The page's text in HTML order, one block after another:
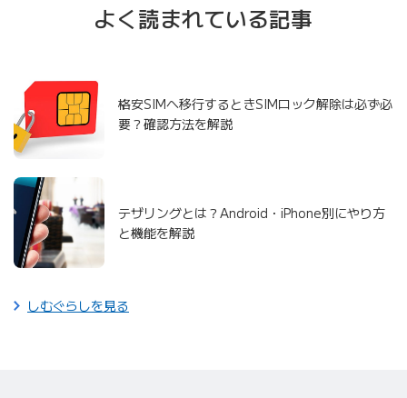
よく読まれている記事
格安SIMへ移行するときSIMロック解除は必ず必
要？確認方法を解説
テザリングとは？Android・iPhone別にやり方
と機能を解説
しむぐらしを見る